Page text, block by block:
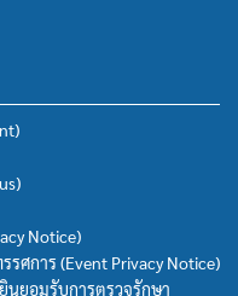
Notice)
ศการ (Event Privacy Notice)
นยอมรับการตรวจรักษา